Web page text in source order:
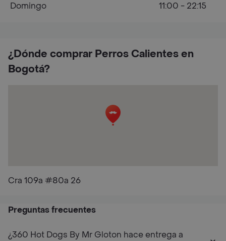
¿Dónde comprar Perros Calientes en
Bogotá?
Cra 109a #80a 26
Domingo
11:00 - 22:15
Preguntas frecuentes
¿360 Hot Dogs By Mr Gloton hace entrega a